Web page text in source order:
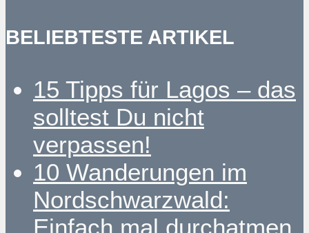
BELIEBTESTE ARTIKEL
15 Tipps für Lagos – das
solltest Du nicht
verpassen!
10 Wanderungen im
Nordschwarzwald:
Einfach mal durchatmen